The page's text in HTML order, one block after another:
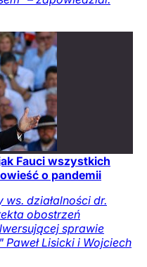
Fauci wszystkich
o pandemii
działalności dr.
obostrzeń
sprawie
Lisicki i Wojciech